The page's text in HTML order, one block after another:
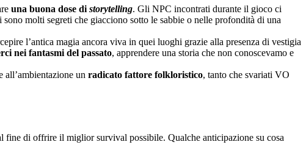
una buona dose di storytelling. Gli NPC incontrati durante il gioco ci
molti segreti che giacciono sotto le sabbie o nelle profondità di una
l’antica magia ancora viva in quei luoghi grazie alla presenza di vestigia
nei fantasmi del passato, apprendere una storia che non conoscevamo e
un radicato fattore folkloristico, tanto che svariati VO
fine di offrire il miglior survival possibile. Qualche anticipazione su cosa